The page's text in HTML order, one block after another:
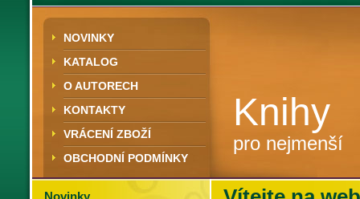
Knihy
pro nejmenší
NOVINKY
KATALOG
O AUTORECH
KONTAKTY
VRÁCENÍ ZBOŽÍ
OBCHODNÍ PODMÍNKY
Novinky